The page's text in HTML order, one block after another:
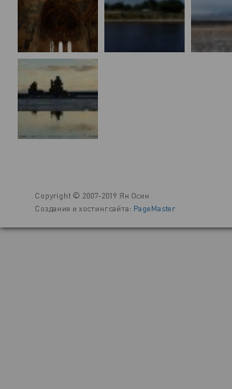
Copyright © 2007-2019 Ян Осин
Создание и хостинг сайта: PageMaster